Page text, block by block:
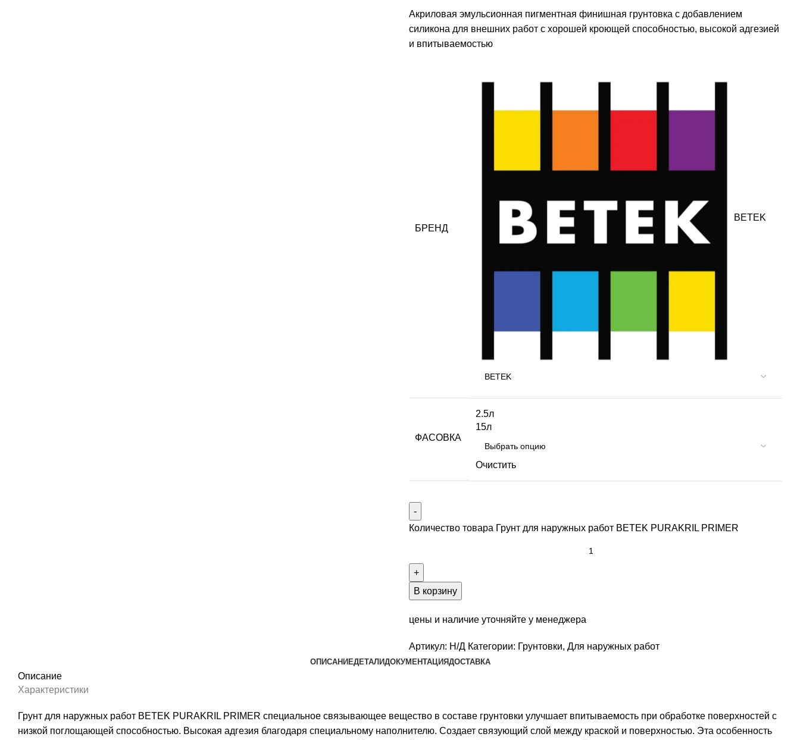
Акриловая эмульсионная пигментная финишная грунтовка с добавлением
силикона для внешних работ с хорошей кроющей способностью, высокой адгезией
и впитываемостью
БРЕНД
BETEK
ФАСОВКА
2.5л
15л
Очистить
Количество товара Грунт для наружных работ BETEK PURAKRIL PRIMER
В корзину
цены и наличие уточняйте у менеджера
Артикул: Н/Д Категории: Грунтовки, Для наружных работ
ОПИСАНИЕДЕТАЛИДОКУМЕНТАЦИЯДОСТАВКА
Описание
Характеристики
Грунт для наружных работ BETEK PURAKRIL PRIMER специальное связывающее вещество в составе грунтовки улучшает впитываемость при обработке поверхностей с
низкой поглощающей способностью. Высокая адгезия благодаря специальному наполнителю. Создает связующий слой между краской и поверхностью. Эта особенность